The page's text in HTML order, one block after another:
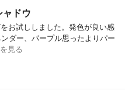
ドウ
お試ししました。発色が良い感
ダー、パープル思ったよりパー
見る